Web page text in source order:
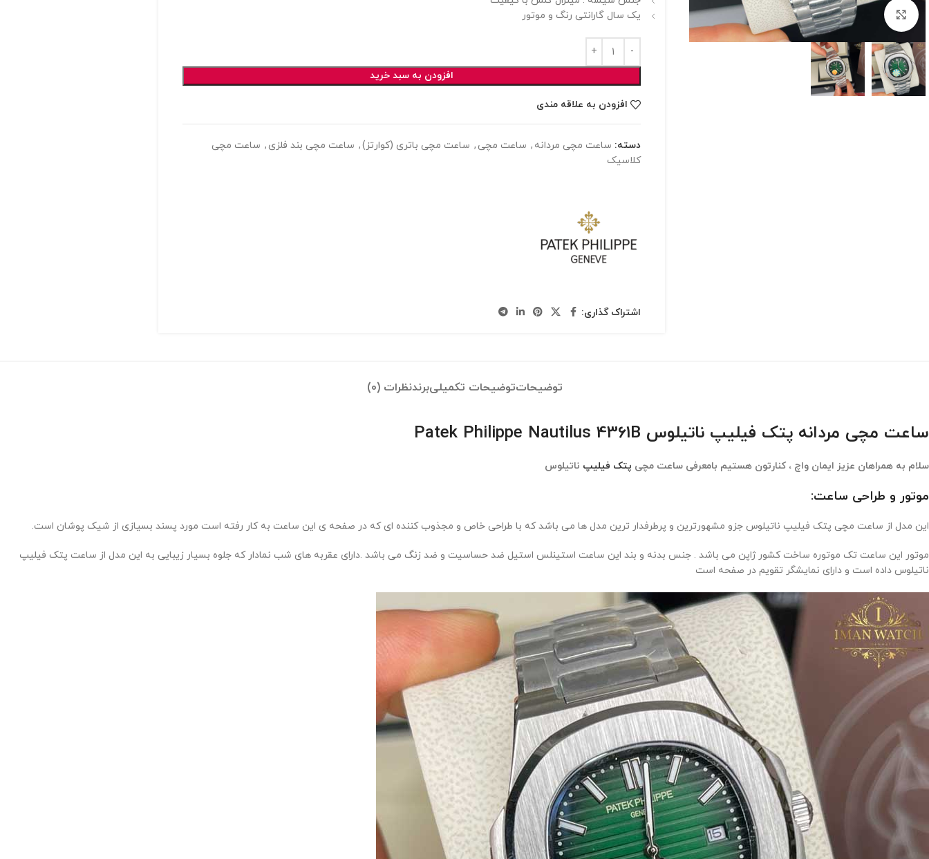
برای بزرگنمایی کلیک کنید
یک سال گارانتی رنگ و موتور
افزودن به سبد خرید
افزودن به علاقه مندی
دسته: ساعت مچی مردانه , ساعت مچی , ساعت مچی باتری (کوارتز), ساعت مچی بند فلزی , ساعت مچی
کلاسیک
اشتراک گذاری:
توضیحاتتوضیحات تکمیلیبرندنظرات (0)
ساعت مچی مردانه پتک فیلیپ ناتیلوس Patek Philippe Nautilus 4361B
سلام به همراهان عزیز ایمان واچ ، کنارتون هستیم بامعرفی ساعت مچی پتک فیلیپ ناتیلوس
موتور و طراحی ساعت:
این مدل از ساعت مچی پتک فیلیپ ناتیلوس جزو مشهورترین و پرطرفدار ترین مدل ها می باشد که با طراحی خاص و مجذوب کننده ای که در صفحه ی این ساعت به کار رفته است مورد پسند بسیازی از شیک پوشان است.
موتور این ساعت تک موتوره ساخت کشور ژاپن می باشد . جنس بدنه و بند این ساعت استینلس استیل ضد حساسیت و ضد زنگ می باشد .دارای عقربه های شب نمادار که جلوه بسیار زیبایی به این مدل از ساعت پتک فیلیپ
ناتیلوس داده است و دارای نمایشگر تقویم در صفحه است